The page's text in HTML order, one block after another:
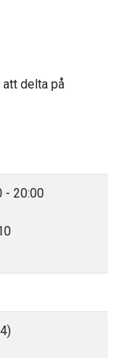
att delta på
- 20:00